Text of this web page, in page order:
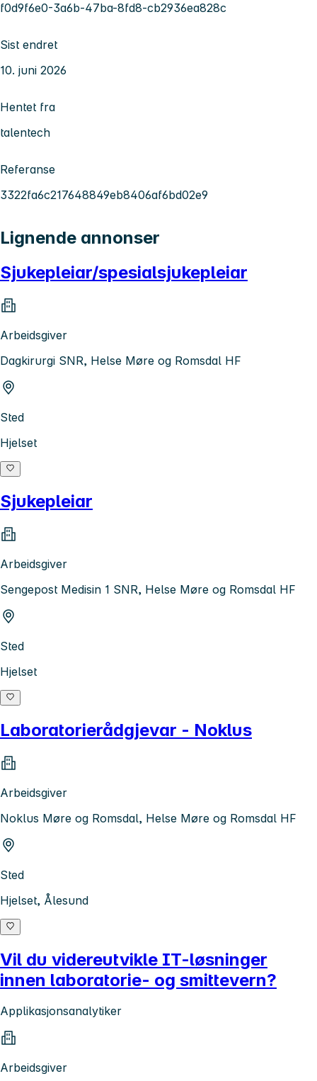
f0d9f6e0-3a6b-47ba-8fd8-cb2936ea828c
Sist endret
10. juni 2026
Hentet fra
talentech
Referanse
3322fa6c217648849eb8406af6bd02e9
Lignende annonser
Sjukepleiar/spesialsjukepleiar
Arbeidsgiver
Dagkirurgi SNR, Helse Møre og Romsdal HF
Sted
Hjelset
Sjukepleiar
Arbeidsgiver
Sengepost Medisin 1 SNR, Helse Møre og Romsdal HF
Sted
Hjelset
Laboratorierådgjevar - Noklus
Arbeidsgiver
Noklus Møre og Romsdal, Helse Møre og Romsdal HF
Sted
Hjelset, Ålesund
Vil du videreutvikle IT-løsninger
innen laboratorie- og smittevern?
Applikasjonsanalytiker
Arbeidsgiver